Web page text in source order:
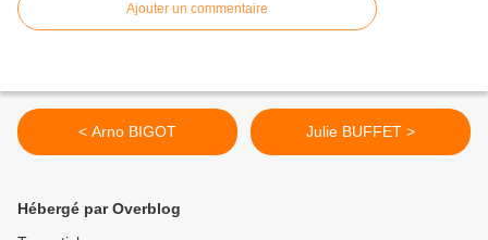
Ajouter un commentaire
< Arno BIGOT Julie BUFFET >
Hébergé par Overblog